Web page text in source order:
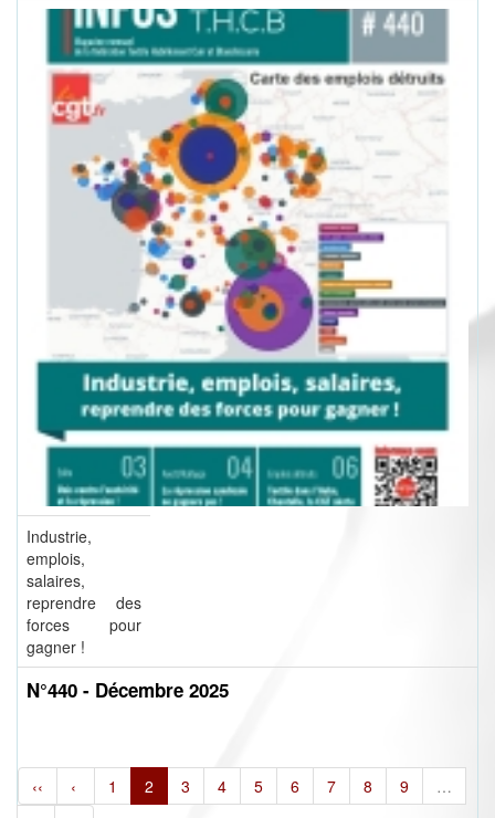
Industrie,
emplois,
salaires,
reprendre des
forces pour
gagner !
N°440 - Décembre 2025
‹‹ ‹ 1 2 3 4 5 6 7 8 9
…